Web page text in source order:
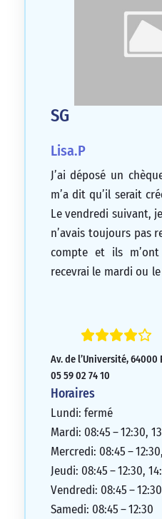
SG
Lisa.P
J’ai déposé un
m’a dit qu’il serait
Le vendredi suivant,
n’avais toujours pas
compte et ils
recevrai le mardi ou
l’argent dès le
agences.
Av. de l’Université, 64000
05 59 02 74 10
Horaires
Lundi: fermé
Mardi: 08:45 – 12:30,
Mercredi: 08:45 –
Jeudi: 08:45 – 12:30,
Vendredi: 08:45 –
Samedi: 08:45 – 12:30